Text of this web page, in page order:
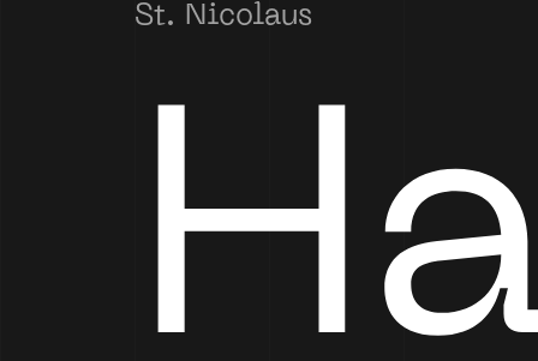
St. Nicolaus